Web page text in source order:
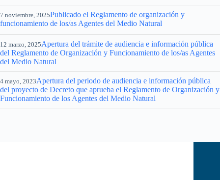
7 noviembre, 2025Publicado el Reglamento de organización y
funcionamiento de los/as Agentes del Medio Natural
12 marzo, 2025Apertura del trámite de audiencia e información pública
del Reglamento de Organización y Funcionamiento de los/as Agentes
del Medio Natural
4 mayo, 2023Apertura del periodo de audiencia e información pública
del proyecto de Decreto que aprueba el Reglamento de Organización y
Funcionamiento de los Agentes del Medio Natural